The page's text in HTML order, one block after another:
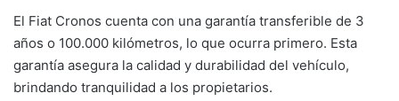
El Fiat Cronos cuenta con una garantía transferible de 3
años o 100.000 kilómetros, lo que ocurra primero. Esta
garantía asegura la calidad y durabilidad del vehículo,
brindando tranquilidad a los propietarios.